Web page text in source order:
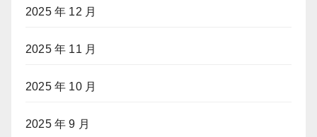
2025 年 12 月
2025 年 11 月
2025 年 10 月
2025 年 9 月